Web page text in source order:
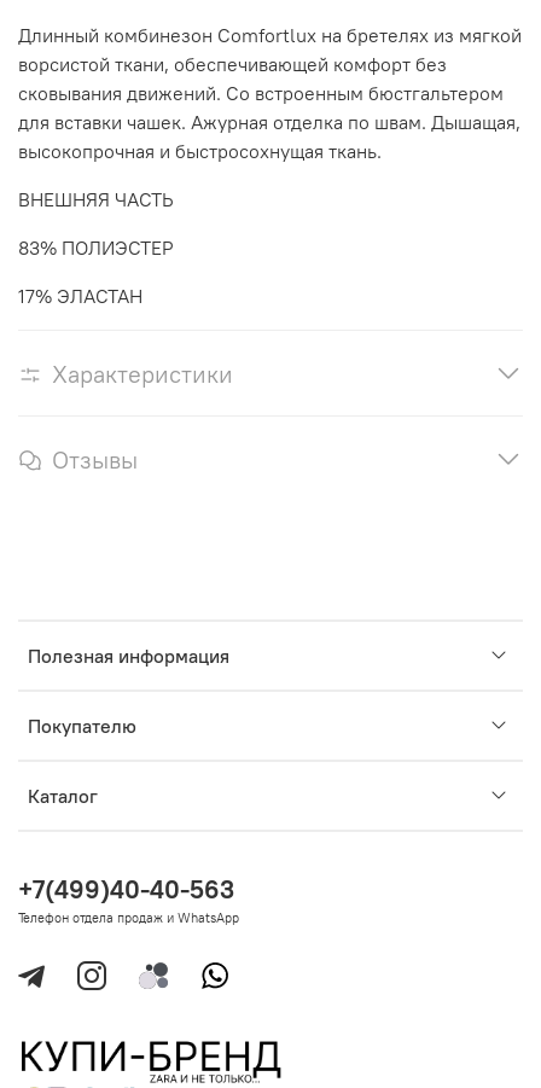
Длинный комбинезон Comfortlux на бретелях из мягкой
ворсистой ткани, обеспечивающей комфорт без
сковывания движений. Со встроенным бюстгальтером
для вставки чашек. Ажурная отделка по швам. Дышащая,
высокопрочная и быстросохнущая ткань.
ВНЕШНЯЯ ЧАСТЬ
83% ПОЛИЭСТЕР
17% ЭЛАСТАН
Характеристики
Отзывы
Полезная информация
Покупателю
Каталог
+7(499)40-40-563
Телефон отдела продаж и WhatsApp